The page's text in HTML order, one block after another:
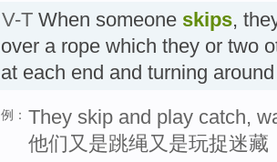
V-T When someone skips,
over a rope which they or two
at each end and turning
例： They skip and play catch,
他们又是跳绳又是玩捉迷藏